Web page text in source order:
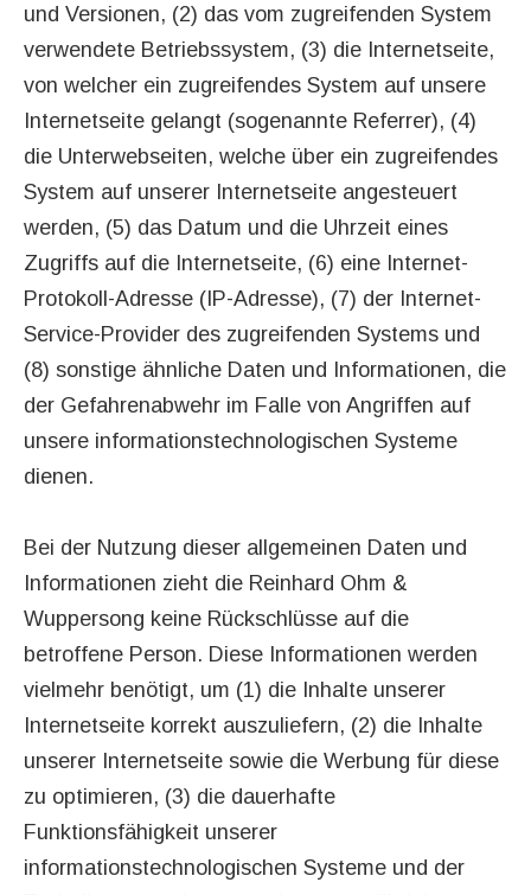
und Versionen, (2) das vom zugreifenden System
verwendete Betriebssystem, (3) die Internetseite,
von welcher ein zugreifendes System auf unsere
Internetseite gelangt (sogenannte Referrer), (4)
die Unterwebseiten, welche über ein zugreifendes
System auf unserer Internetseite angesteuert
werden, (5) das Datum und die Uhrzeit eines
Zugriffs auf die Internetseite, (6) eine Internet-
Protokoll-Adresse (IP-Adresse), (7) der Internet-
Service-Provider des zugreifenden Systems und
(8) sonstige ähnliche Daten und Informationen, die
der Gefahrenabwehr im Falle von Angriffen auf
unsere informationstechnologischen Systeme
dienen.
Bei der Nutzung dieser allgemeinen Daten und
Informationen zieht die Reinhard Ohm &
Wuppersong keine Rückschlüsse auf die
betroffene Person. Diese Informationen werden
vielmehr benötigt, um (1) die Inhalte unserer
Internetseite korrekt auszuliefern, (2) die Inhalte
unserer Internetseite sowie die Werbung für diese
zu optimieren, (3) die dauerhafte
Funktionsfähigkeit unserer
informationstechnologischen Systeme und der